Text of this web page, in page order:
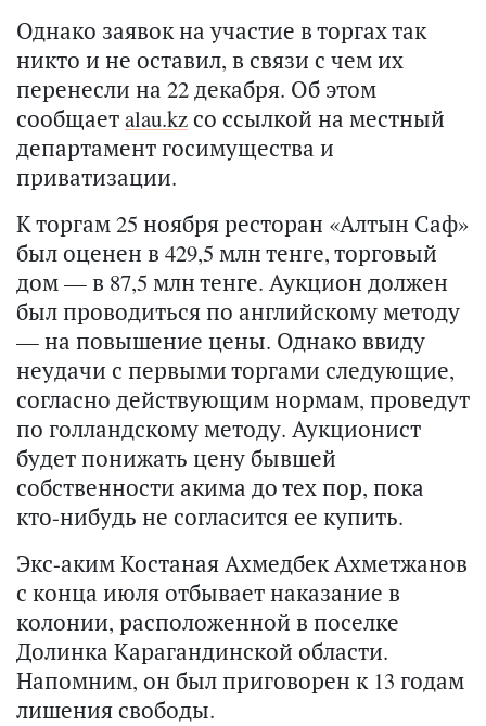
Однако заявок на участие в торгах так
никто и не оставил, в связи с чем их
перенесли на 22 декабря. Об этом
сообщаетalau.kzсо ссылкой на местный
департамент госимущества и
приватизации.
К торгам 25 ноября ресторан «Алтын Саф»
был оценен в 429,5 млн тенге, торговый
дом — в 87,5 млн тенге. Аукцион должен
был проводиться по английскому методу
— на повышение цены. Однако ввиду
неудачи с первыми торгами следующие,
согласно действующим нормам, проведут
по голландскому методу. Аукционист
будет понижать цену бывшей
собственности акима до тех пор, пока
кто-нибудь не согласится ее купить.
Экс-аким Костаная Ахмедбек Ахметжанов
с конца июля отбывает наказание в
колонии, расположенной в поселке
Долинка Карагандинской области.
Напомним, он был приговорен к 13 годам
лишения свободы.